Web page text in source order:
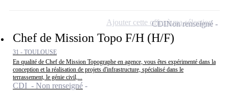
Chef de Mission Topo F/H (H/F)
31 - TOULOUSE
En qualité de Chef de Mission Topographe en agence, vous êtes expérimenté dans la
conception et la réalisation de projets d'infrastructure, spécialisé dans le
terrassement, le génie civil,...
CDI - Non renseigné
CDINon renseigné
Ajouter cette offre à ma sélection